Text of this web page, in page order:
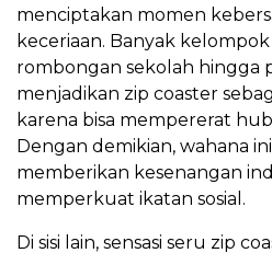
menciptakan momen
keceriaan. Banyak
rombongan sekolah hingga
menjadikan zip coaster
karena bisa mempererat
Dengan demikian, wahana
memberikan kesenangan
memperkuat ikatan sosial.
Di sisi lain, sensasi seru zip